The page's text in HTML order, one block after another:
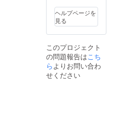
い。 ※
リター
ン品へ
記載さ
ただく
お名前
は全て
統一で
お願い
ドフラ
ワー前
ボード
のお持
不可 ※7
文字以
上のお
名前・
特殊文
てお名
前を掲
載させ
ていた
す。 ④
クラウ
ドファ
ンディ
ング限
クレ
ジット
公式
SNS掲
用する
生誕祭
の集合
写真
に、特
SNS掲
載に使
用する
生誕祭
写真
に、特
別支援
者枠と
してお
ヘルプページを
見る
このプロジェクト
の問題報告はこち
らよりお問い合わ
せください